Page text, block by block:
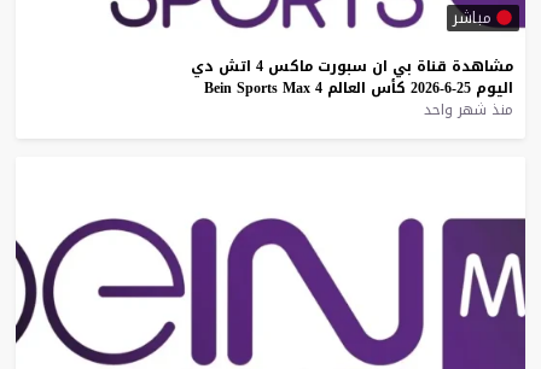
مباشر
مشاهدة قناة بي ان سبورت ماكس 4 اتش دي
اليوم 25-6-2026 كأس العالم Bein Sports Max 4
منذ شهر واحد